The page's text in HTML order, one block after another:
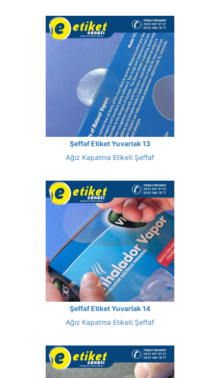
Şeffaf Etiket Yuvarlak 13
Ağız Kapatma Etiketi Şeffaf
Şeffaf Etiket Yuvarlak 14
Ağız Kapatma Etiketi Şeffaf